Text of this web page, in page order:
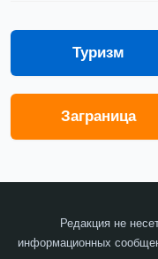
Туризм
Заграница
Редакция не
информационных